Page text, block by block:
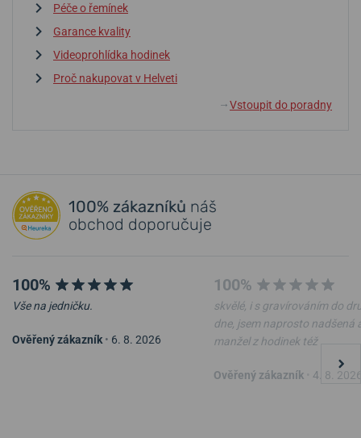
Péče o řemínek
Garance kvality
Videoprohlídka hodinek
Proč nakupovat v Helveti
↓ Vstoupit do poradny
100% zákazníků náš
obchod doporučuje
100%
Vše na jedničku.
Ověřený zákazník • 6. 8. 2026
100%
skvělé, i s gravírováním do
dne, jsem naprosto nadšená
manžel z hodinek též
Ověřený zákazník 4. 8.